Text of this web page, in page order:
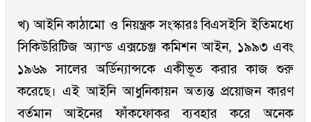
খ) আইনি কাঠামো ও নিয়ন্ত্রক সংস্কারঃ বিএসইসি ইতিমধ্যে
সিকিউরিটিজ অ্যান্ড এক্সচেঞ্জ কমিশন আইন, ১৯৯৩ এবং
১৯৬৯ সালের অর্ডিন্যান্সকে একীভূত করার কাজ শুরু
করেছে। এই আইনি আধুনিকায়ন অত্যন্ত প্রয়োজন কারণ
বর্তমান আইনের ফাঁকফোকর ব্যবহার করে অনেক